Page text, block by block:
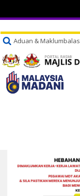
Aduan & Maklumbalas